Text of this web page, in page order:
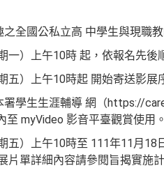
全國公私立高 中學生與現職教
一）上午10時 起，依報名先後
）上午10時起 開始寄送影展
學生生涯輔導 網（https://
myVideo 影音平臺觀賞使用。
五）上午10時至 111年11月
片單詳細內容請參閱旨揭實施